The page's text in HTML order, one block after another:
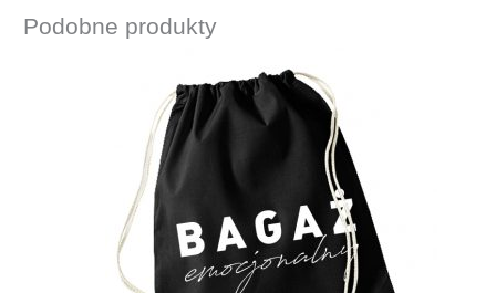
Podobne produkty